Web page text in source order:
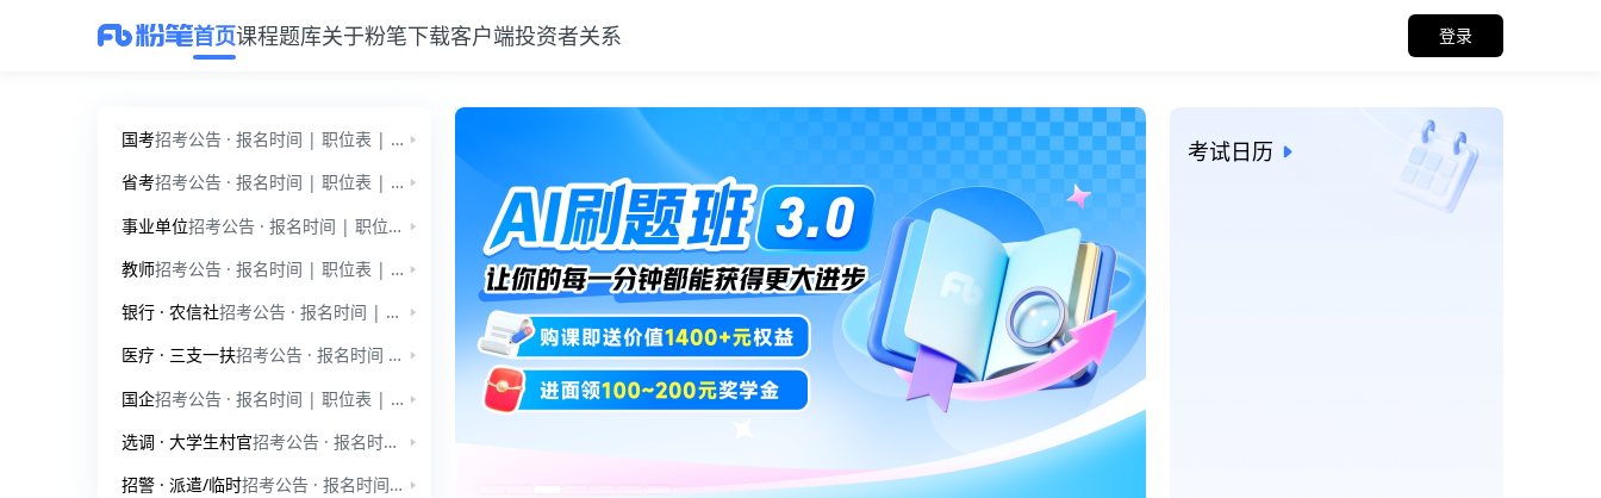
首页课程题库关于粉笔下载客户端投资者关系 登录
国考
招考公告 · 报名时间 | 职位表 | 公告通知 | 国家公务员-行测 | 国家公务员-申论 | 行测小讲堂 | 申论小讲堂 | 时政热点
省考
招考公告 · 报名时间 | 职位表 | 公告通知 | 省考模拟题-行测 | 省考小模考-申论 | 行测小讲堂 | 申论小讲堂 | 时政热点
事业单位
招考公告 · 报名时间 | 职位表 | 公告通知 | 事业单位-职测 | 事业单位-综应 | 公基小讲堂 | 综应小讲堂
教师
招考公告 · 报名时间 | 职位表 | 公告通知 | 教师招聘-学前教育 | 教师招聘-教育综合知识 | 教师小讲堂
银行 · 农信社
招考公告 · 报名时间 | 职位表 | 公告通知 | 银行招聘 | 招考公告 · 报名时间 · 职位表 | 公告通知 | 农信社
医疗 · 三支一扶
招考公告 · 报名时间 | 职位表 | 公告通知 | 医疗招聘-笔试 | 招考公告 · 报名时间 | 职位表 | 公告通知 | 三支一扶 | 三支一扶小讲堂
国企
招考公告 · 报名时间 | 职位表 | 公告通知 | 爱听干货
选调 · 大学生村官
招考公告 · 报名时间 · 职位表 | 公告通知 | 时政热点 | 爱听干货 | 招考公告 | 公告通知 | 时政热点 | 爱听干货
招警 · 派遣/临时
招考公告 · 报名时间 | 职位表 | 公告通知 | 公安招警 | 招考公告 · 报名时间 · 职位表 | 公告通知
考试日历